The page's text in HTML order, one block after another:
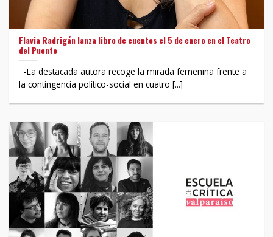
Flavia Radrigán lanza libro de cuentos el 5 de enero en el Teatro
del Puente
-La destacada autora recoge la mirada femenina frente a
la contingencia político-social en cuatro [...]